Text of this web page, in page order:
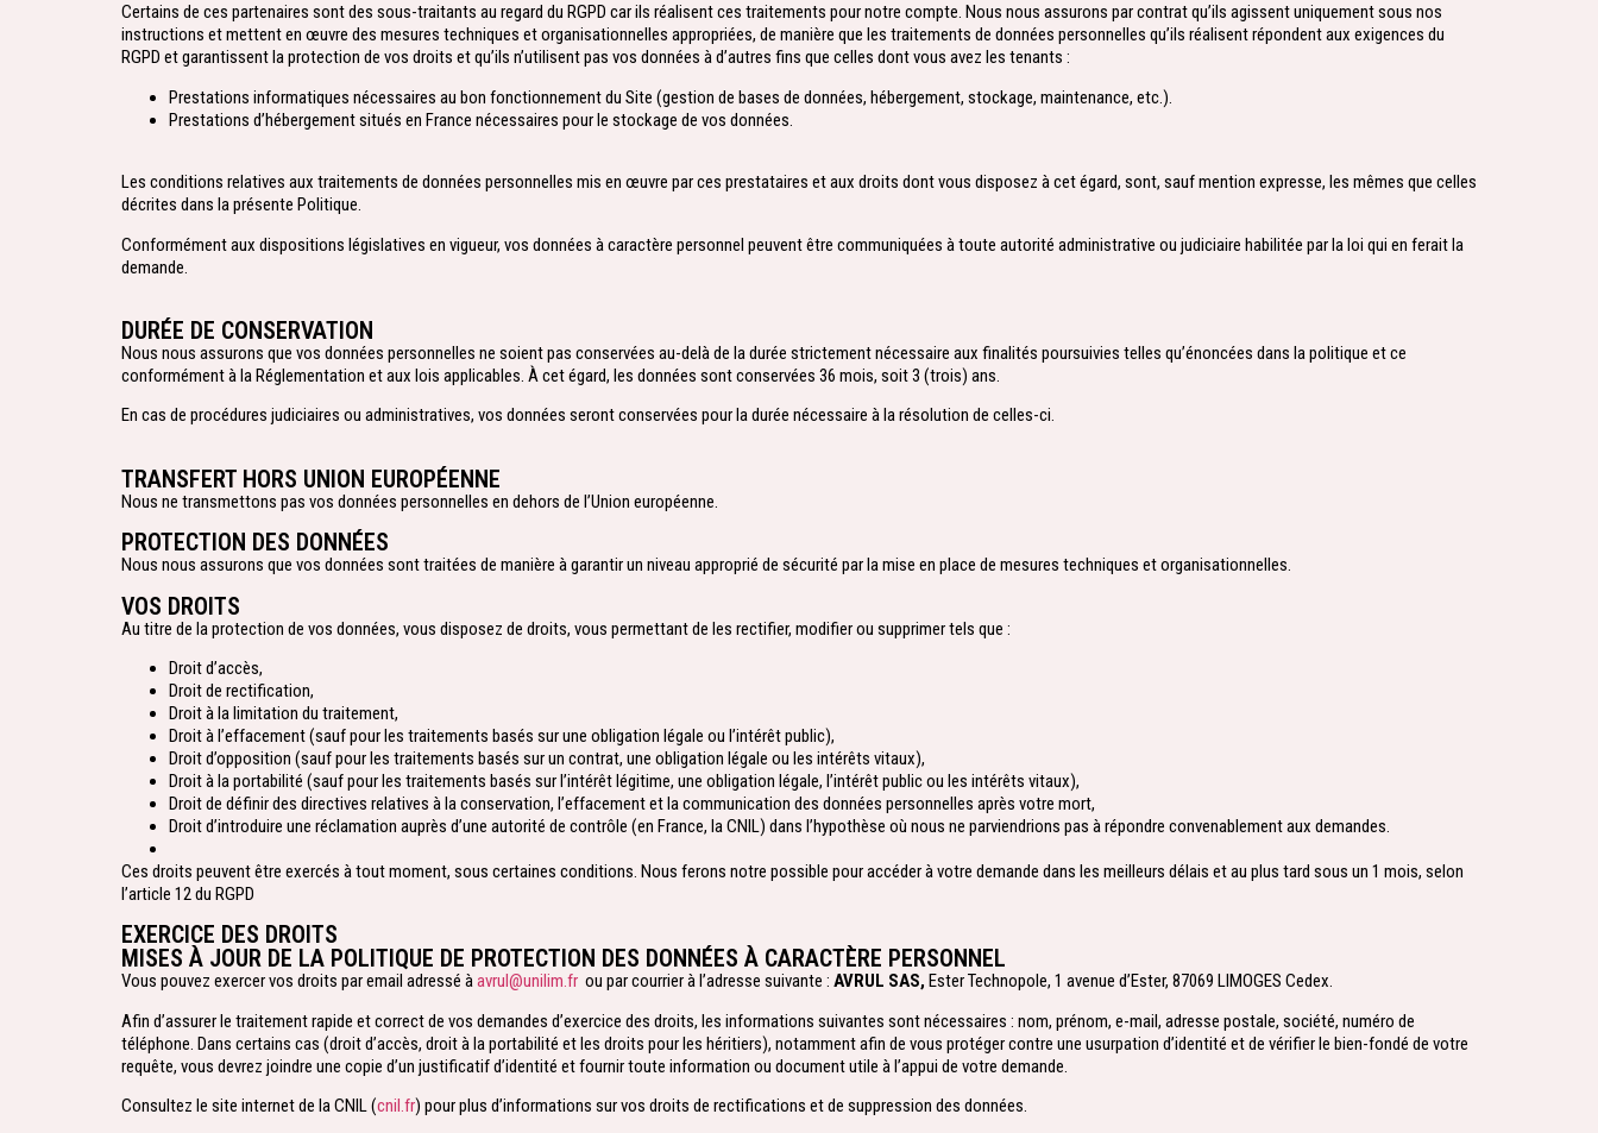
Certains de ces partenaires sont des sous-traitants au regard du RGPD car ils réalisent ces traitements pour notre compte. Nous nous assurons par contrat qu’ils agissent uniquement sous nos
instructions et mettent en œuvre des mesures techniques et organisationnelles appropriées, de manière que les traitements de données personnelles qu’ils réalisent répondent aux exigences du
RGPD et garantissent la protection de vos droits et qu’ils n’utilisent pas vos données à d’autres fins que celles dont vous avez les tenants :
Prestations informatiques nécessaires au bon fonctionnement du Site (gestion de bases de données, hébergement, stockage, maintenance, etc.).
Prestations d’hébergement situés en France nécessaires pour le stockage de vos données.
Les conditions relatives aux traitements de données personnelles mis en œuvre par ces prestataires et aux droits dont vous disposez à cet égard, sont, sauf mention expresse, les mêmes que celles
décrites dans la présente Politique.
Conformément aux dispositions législatives en vigueur, vos données à caractère personnel peuvent être communiquées à toute autorité administrative ou judiciaire habilitée par la loi qui en ferait la
demande.
DURÉE DE CONSERVATION​
Nous nous assurons que vos données personnelles ne soient pas conservées au-delà de la durée strictement nécessaire aux finalités poursuivies telles qu’énoncées dans la politique et ce
conformément à la Réglementation et aux lois applicables. À cet égard, les données sont conservées 36 mois, soit 3 (trois) ans.
En cas de procédures judiciaires ou administratives, vos données seront conservées pour la durée nécessaire à la résolution de celles-ci.
TRANSFERT HORS UNION EUROPÉENNE​
Nous ne transmettons pas vos données personnelles en dehors de l’Union européenne.
PROTECTION DES DONNÉES​
Nous nous assurons que vos données sont traitées de manière à garantir un niveau approprié de sécurité par la mise en place de mesures techniques et organisationnelles.
VOS DROITS
Au titre de la protection de vos données, vous disposez de droits, vous permettant de les rectifier, modifier ou supprimer tels que :
Droit d’accès,
Droit de rectification,
Droit à la limitation du traitement,
Droit à l’effacement (sauf pour les traitements basés sur une obligation légale ou l’intérêt public),
Droit d’opposition (sauf pour les traitements basés sur un contrat, une obligation légale ou les intérêts vitaux),
Droit à la portabilité (sauf pour les traitements basés sur l’intérêt légitime, une obligation légale, l’intérêt public ou les intérêts vitaux),
Droit de définir des directives relatives à la conservation, l’effacement et la communication des données personnelles après votre mort,
Droit d’introduire une réclamation auprès d’une autorité de contrôle (en France, la CNIL) dans l’hypothèse où nous ne parviendrions pas à répondre convenablement aux demandes.
Ces droits peuvent être exercés à tout moment, sous certaines conditions. Nous ferons notre possible pour accéder à votre demande dans les meilleurs délais et au plus tard sous un 1 mois, selon
l’article 12 du RGPD
EXERCICE DES DROITS
MISES À JOUR DE LA POLITIQUE DE PROTECTION DES DONNÉES À CARACTÈRE PERSONNEL
Vous pouvez exercer vos droits par email adressé àavrul@unilim.fr ou par courrier à l’adresse suivante : AVRUL SAS, Ester Technopole, 1 avenue d’Ester, 87069 LIMOGES Cedex.
Afin d’assurer le traitement rapide et correct de vos demandes d’exercice des droits, les informations suivantes sont nécessaires : nom, prénom, e-mail, adresse postale, société, numéro de
téléphone. Dans certains cas (droit d’accès, droit à la portabilité et les droits pour les héritiers), notamment afin de vous protéger contre une usurpation d’identité et de vérifier le bien-fondé de votre
requête, vous devrez joindre une copie d’un justificatif d’identité et fournir toute information ou document utile à l’appui de votre demande.
Consultez le site internet de la CNIL (cnil.fr) pour plus d’informations sur vos droits de rectifications et de suppression des données.